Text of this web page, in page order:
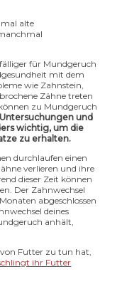
alte
für Mundgeruch
mit dem
wie Zahnstein,
Zähne treten
zu Mundgeruch
und
wichtig, um die
zu erhalten.
durchlaufen einen
verlieren und ihre
dieser Zeit können
Der Zahnwechsel
abgeschlossen
deines
anhält,
Futter zu tun hat,
ihr Futter